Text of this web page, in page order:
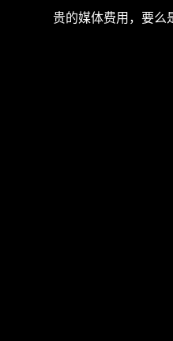
贵的媒体费用，要么